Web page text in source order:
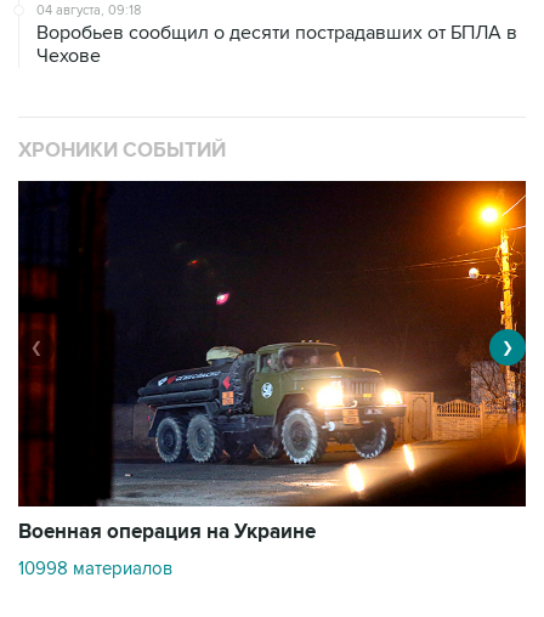
04 августа, 09:18
Воробьев сообщил о десяти пострадавших от БПЛА в
Чехове
ХРОНИКИ СОБЫТИЙ
Военная операция на Украине
10998 материалов
❮ ❯